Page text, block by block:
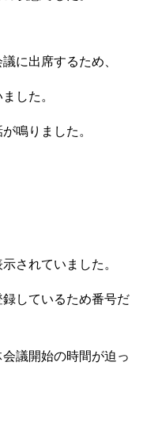
に出席するため、
した。
鳴りました。
されていました。
しているため番号だ
議開始の時間が迫っ